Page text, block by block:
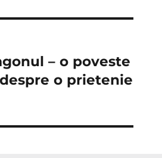
– o poveste
o prietenie